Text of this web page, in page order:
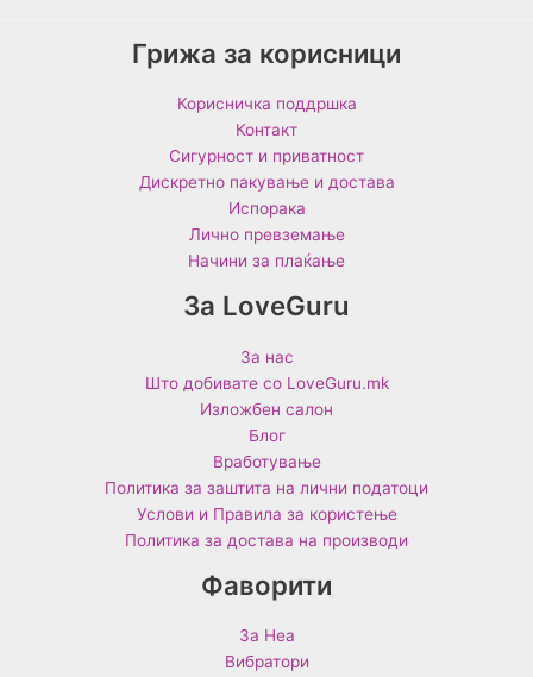
Грижа за корисници
Корисничка поддршка
Контакт
Сигурност и приватност
Дискретно пакување и достава
Испорака
Лично превземање
Начини за плаќање
За LoveGuru
За нас
Што добивате со LoveGuru.mk
Изложбен салон
Блог
Вработување
Политика за заштита на лични податоци
Услови и Правила за користење
Политика за достава на производи
Фаворити
За Неа
Вибратори